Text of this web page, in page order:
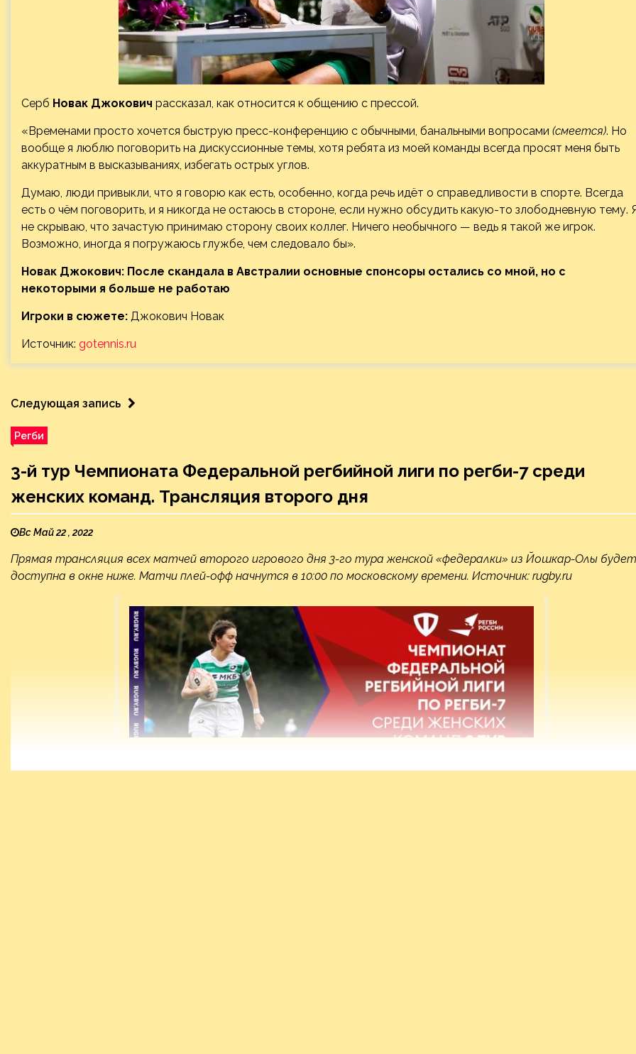
Серб Новак Джокович рассказал, как относится к общению с прессой.
«Временами просто хочется быструю пресс-конференцию с обычными, банальными вопросами (смеется). Но
вообще я люблю поговорить на дискуссионные темы, хотя ребята из моей команды всегда просят меня быть
аккуратным в высказываниях, избегать острых углов.
Думаю, люди привыкли, что я говорю как есть, особенно, когда речь идёт о справедливости в спорте. Всегда
есть о чём поговорить, и я никогда не остаюсь в стороне, если нужно обсудить какую-то злободневную тему.
не скрываю, что зачастую принимаю сторону своих коллег. Ничего необычного — ведь я такой же игрок.
Возможно, иногда я погружаюсь глужбе, чем следовало бы».
Новак Джокович: После скандала в Австралии основные спонсоры остались со мной, но с
некоторыми я больше не работаю
Игроки в сюжете: Джокович Новак
Источник: gotennis.ru
Следующая запись
Регби
3-й тур Чемпионата Федеральной регбийной лиги по регби-7 среди
женских команд. Трансляция второго дня
Вс Май 22 , 2022
Прямая трансляция всех матчей второго игрового дня 3-го тура женской «федералки» из Йошкар-Олы будет
доступна в окне ниже. Матчи плей-офф начнутся в 10:00 по московскому времени. Источник: rugby.ru